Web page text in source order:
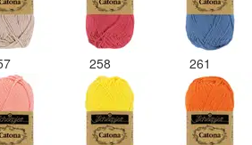
258 261